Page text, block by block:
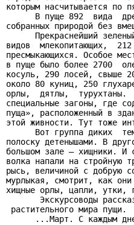
которым насчитывается по
В пуще 892  вида
собранных природой без
Прекраснейший
видов  млекопитающих,
пресмыкающихся. Особое
в пуще было более 2700
косуль, 290 лосей, свыше
около 80 куниц, 250
орлы,  дятлы,  турухтаны.
специальные загоны, где
пуща», расположенный в
этой живности. Тут тоже
Вот группа диких
полоску детенышами. В
большом зале — хищники. И
волка напали на стройную
рысь, величиной с добрую
мурлыкая, смотрит, как
хищные орлы, цапли, утки,
Экскурсоводы
растительного мира пущи.
...Март. С каждым